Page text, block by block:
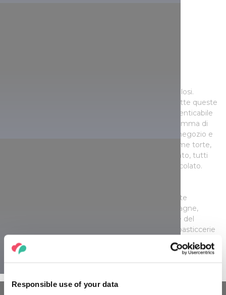
Responsible use of your data
La cioccolateria Harrer è un vero paradiso per i golosi.
Durante la visita scoprirete come vengono prodotte queste
magiche prelibatezze e parteciperete a un’indimenticabile
degustazione di cioccolato. Se alla fine del programma di
un’ora avete ancora fame, potete acquistare nel negozio e
nella pasticceria un’ampia gamma di prodotti, come torte,
tartufi, bonbon, cioccolatini e tavolette di cioccolato, tutti
disponibili nell’edificio unico del laboratorio di cioccolato.
Se non ne avete ancora abbastanza di dolci, potete
completare qualsiasi pasto con la mousse di castagne,
straordinariamente popolare a Sopron. Il quartiere del
castello e piazza Széchenyi sono pieni di caffè e pasticcerie
una migliore dell’altra che aspettano solo la vostra visita in
città.